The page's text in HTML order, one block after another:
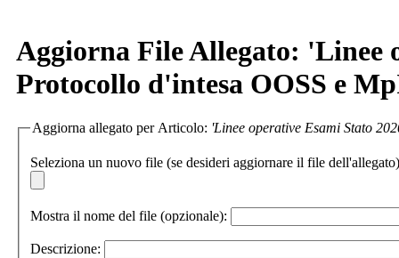
Aggiorna File Allegato: 'Linee
Protocollo d'intesa OOSS e
Aggiorna allegato per Articolo: 'Linee operative Esami Stato
Seleziona un nuovo file (se desideri aggiornare il file
Mostra il nome del file (opzionale):
Descrizione: